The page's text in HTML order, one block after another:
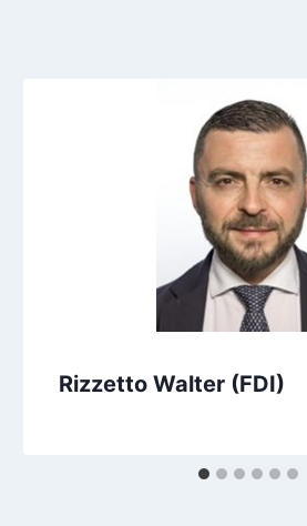
Rizzetto Walter (FDI)